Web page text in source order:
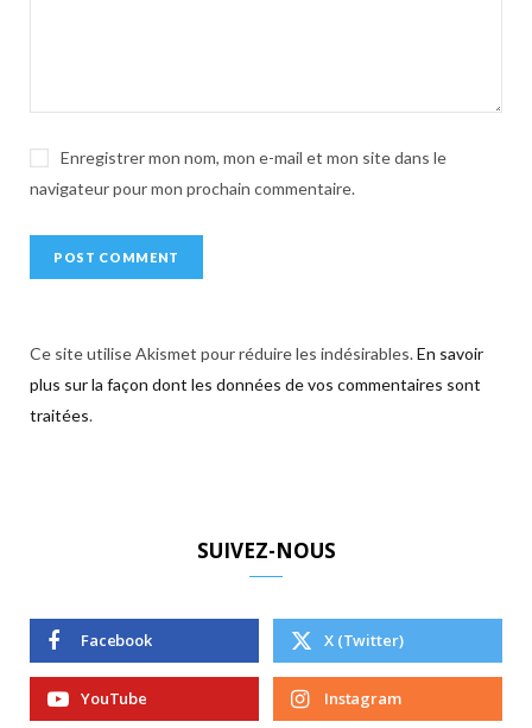
Enregistrer mon nom, mon e-mail et mon site dans le
navigateur pour mon prochain commentaire.
Ce site utilise Akismet pour réduire les indésirables.En savoir
plus sur la façon dont les données de vos commentaires sont
traitées.
SUIVEZ-NOUS
Facebook X (Twitter)
YouTube Instagram